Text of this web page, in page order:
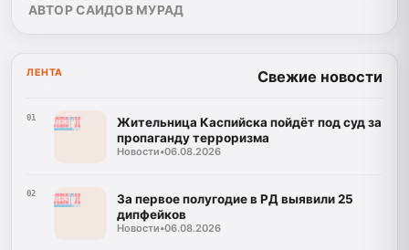
АВТОР САИДОВ МУРАД
ЛЕНТА Свежие новости
01
Жительница Каспийска пойдёт под суд за
пропаганду терроризма
Новости•06.08.2026
02
За первое полугодие в РД выявили 25
дипфейков
Новости•06.08.2026